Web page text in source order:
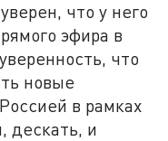
что у него
эфира в
что
новые
в рамках
дескать, и